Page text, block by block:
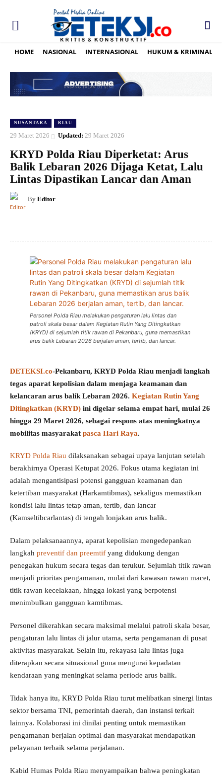
HOME NASIONAL INTERNASIONAL HUKUM & KRIMINAL
NUSANTARA RIAU
29 Maret 2026 Updated: 29 Maret 2026
KRYD Polda Riau Diperketat: Arus
Balik Lebaran 2026 Dijaga Ketat, Lalu
Lintas Dipastikan Lancar dan Aman
By Editor
Personel Polda Riau melakukan pengaturan lalu lintas dan
patroli skala besar dalam Kegiatan Rutin Yang Ditingkatkan
(KRYD) di sejumlah titik rawan di Pekanbaru, guna memastikan
arus balik Lebaran 2026 berjalan aman, tertib, dan lancar.
DETEKSI.co-Pekanbaru, KRYD Polda Riau menjadi langkah
tegas aparat kepolisian dalam menjaga keamanan dan
kelancaran arus balik Lebaran 2026. Kegiatan Rutin Yang
Ditingkatkan (KRYD) ini digelar selama empat hari, mulai 26
hingga 29 Maret 2026, sebagai respons atas meningkatnya
mobilitas masyarakat pasca Hari Raya.
KRYD Polda Riau dilaksanakan sebagai upaya lanjutan setelah
berakhirnya Operasi Ketupat 2026. Fokus utama kegiatan ini
adalah mengantisipasi potensi gangguan keamanan dan
ketertiban masyarakat (Harkamtibmas), sekaligus memastikan
kondisi lalu lintas tetap aman, tertib, dan lancar
(Kamseltibcarlantas) di tengah lonjakan arus balik.
Dalam pelaksanaannya, aparat kepolisian mengedepankan
langkah preventif dan preemtif yang didukung dengan
penegakan hukum secara tegas dan terukur. Sejumlah titik rawan
menjadi prioritas pengamanan, mulai dari kawasan rawan macet,
titik rawan kecelakaan, hingga lokasi yang berpotensi
menimbulkan gangguan kamtibmas.
Personel dikerahkan secara maksimal melalui patroli skala besar,
pengaturan lalu lintas di jalur utama, serta pengamanan di pusat
aktivitas masyarakat. Selain itu, rekayasa lalu lintas juga
diterapkan secara situasional guna mengurai kepadatan
kendaraan yang meningkat selama periode arus balik.
Tidak hanya itu, KRYD Polda Riau turut melibatkan sinergi lintas
sektor bersama TNI, pemerintah daerah, dan instansi terkait
lainnya. Kolaborasi ini dinilai penting untuk memastikan
pengamanan berjalan optimal dan masyarakat mendapatkan
pelayanan terbaik selama perjalanan.
Kabid Humas Polda Riau menyampaikan bahwa peningkatan